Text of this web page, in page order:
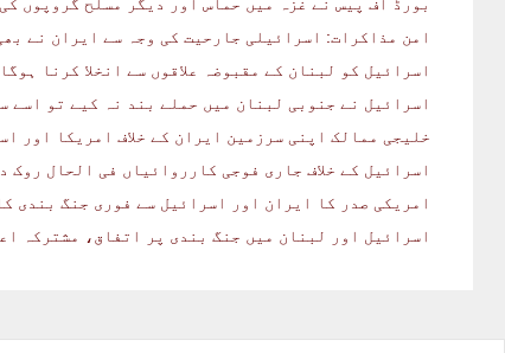
بورڈ آف پیس نے غزہ میں حماس اور دیگر مسلح گروپوں
امن مذاکرات: اسرائیلی جارحیت کی وجہ سے ایران نے
اسرائیل کو لبنان کے مقبوضہ علاقوں سے انخلا کرنا
اسرائیل نے جنوبی لبنان میں حملے بند نہ کیے تو
خلیجی ممالک اپنی سرزمین ایران کے خلاف امریکا اور
اسرائیل کے خلاف جاری فوجی کارروائیاں فی الحال روک
امریکی صدر کا ایران اور اسرائیل سے فوری جنگ بندی
اسرائیل اور لبنان میں جنگ بندی پر اتفاق، مشترکہ